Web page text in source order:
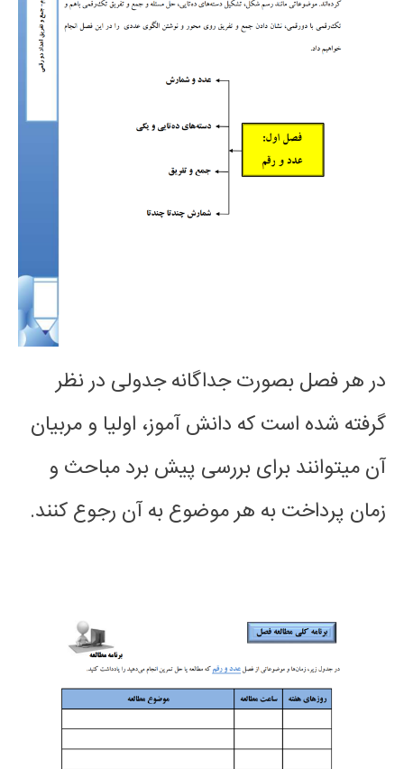
در هر فصل بصورت جداگانه جدولی در نظر
گرفته شده است که دانش آموز، اولیا و مربیان
آن میتوانند برای بررسی پیش برد مباحث و
زمان پرداخت به هر موضوع به آن رجوع کنند.